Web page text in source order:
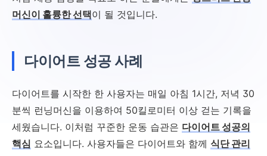
머신이 훌륭한 선택이 될 것입니다.
다이어트 성공 사례
다이어트를 시작한 한 사용자는 매일 아침 1시간, 저녁 30
분씩 런닝머신을 이용하여 50킬로미터 이상 걷는 기록을
세웠습니다. 이처럼 꾸준한 운동 습관은 다이어트 성공의
핵심 요소입니다. 사용자들은 다이어트와 함께 식단 관리